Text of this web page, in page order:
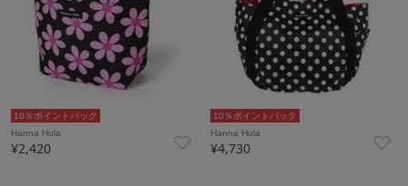
10％ポイントバック
Hanna Hula
¥2,420
10％ポイントバック
Hanna Hula
¥4,730